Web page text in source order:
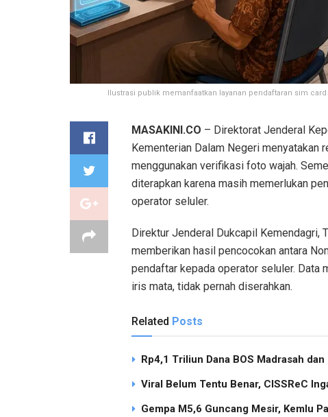
Ilustrasi publik memanfaatkan layanan pendaftaran sim
MASAKINI.CO – Direktorat Jenderal
Kementerian Dalam Negeri
menggunakan verifikasi foto wajah.
diterapkan karena masih memerlukan
operator seluler.
Direktur Jenderal Dukcapil Kemendagri,
memberikan hasil pencocokan antara
pendaftar kepada operator seluler. Data
iris mata, tidak pernah diserahkan.
Related Posts
Rp4,1 Triliun Dana BOS Madrasah
Viral Belum Tentu Benar, CISSReC
Gempa M5,6 Guncang Mesir, Kemlu